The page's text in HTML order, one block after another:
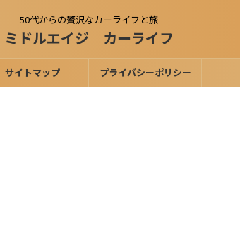
50代からの贅沢なカーライフと旅
ミドルエイジ カーライフ
サイトマップ プライバシーポリシー